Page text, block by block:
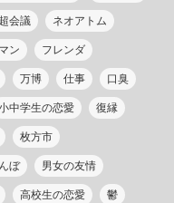
会議 ネオアトム
ン フレンダ
万博 仕事 口臭
中学生の恋愛 復縁
枚方市
ぼ 男女の友情
高校生の恋愛 鬱